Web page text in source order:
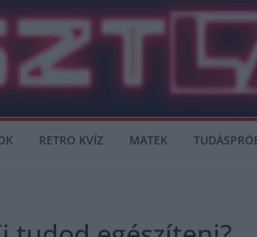
RETRO KVÍZ MATEK